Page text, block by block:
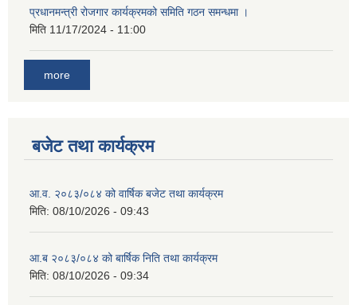
प्रधानमन्त्री रोजगार कार्यक्रमको समिति गठन समन्धमा ।
मिति 11/17/2024 - 11:00
more
बजेट तथा कार्यक्रम
आ.व. २०८३/०८४ को वार्षिक बजेट तथा कार्यक्रम
मिति: 08/10/2026 - 09:43
आ.ब २०८३/०८४ को बार्षिक निति तथा कार्यक्रम
मिति: 08/10/2026 - 09:34